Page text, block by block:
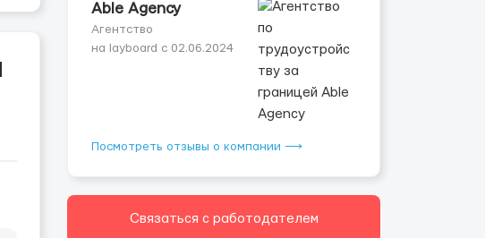
Able Agency
Агентство
на layboard с 02.06.2024
Посмотреть отзывы о компании ⟶
Связаться с работодателем